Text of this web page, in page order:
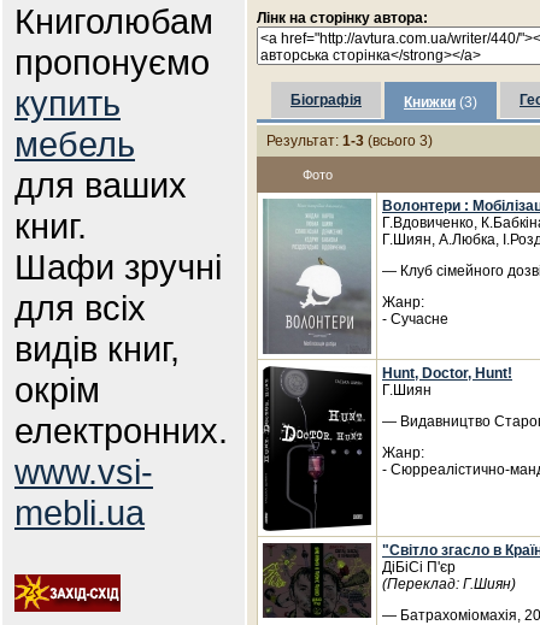
Книголюбам
пропонуємо
купить
мебель
для ваших
книг.
Шафи зручні
для всіх
видів книг,
окрім
електронних.
www.vsi-
mebli.ua
Лінк на сторінку автора:
Біографія Книжки (3)
Результат: 1-3 (всього 3)
Фото
Волонтери :
Г.Вдовиченко,
Г.Шиян, А.Любка,
— Клуб сімейного
Жанр:
- Сучасне
Hunt, Doctor, Hunt!
Г.Шиян
— Видавництво
Жанр:
- Сюрреалістично-
"Світло згасло в
ДіБіСі П'єр
(Переклад: Г.Шиян)
— Батрахоміомахія,